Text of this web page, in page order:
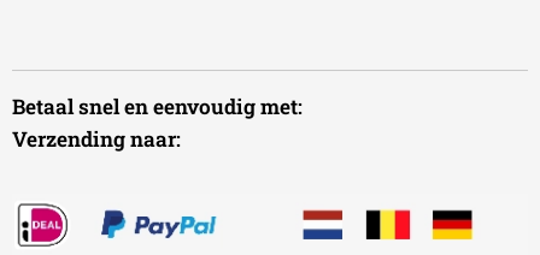
Betaal snel en eenvoudig met:
Verzending naar: